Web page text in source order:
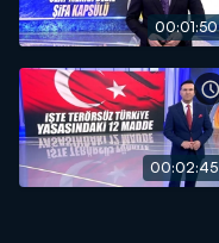
00:01:50
00:02:45